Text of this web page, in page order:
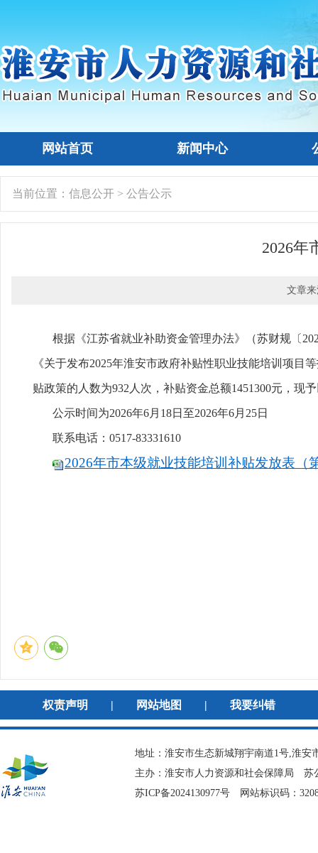
网站首页 新闻中心
当前位置： 信息公开 > 公告公示
2026年
文章
根据《江苏省就业补助资金管理办法》（苏财规〔
《关于发布2025年淮安市政府补贴性职业技能培训项目
贴政策的人数为932人次，补贴资金总额1451300元，现
公示时间为2026年6月18日至2026年6月25日
联系电话：0517-83331610
2026年市本级就业技能培训补贴发放表（
权责声明 | 网站地图 | 我要纠错
地址：淮安市生态新城翔宇南道1号,淮
主办：淮安市人力资源和社会保障局 苏
苏ICP备2024130977号 网站标识码：